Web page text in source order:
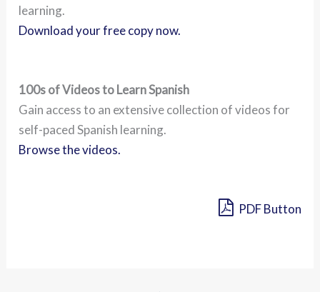
learning.
Download your free copy now.
100s of Videos to Learn Spanish
Gain access to an extensive collection of videos for
self-paced Spanish learning.
Browse the videos.
PDF Button